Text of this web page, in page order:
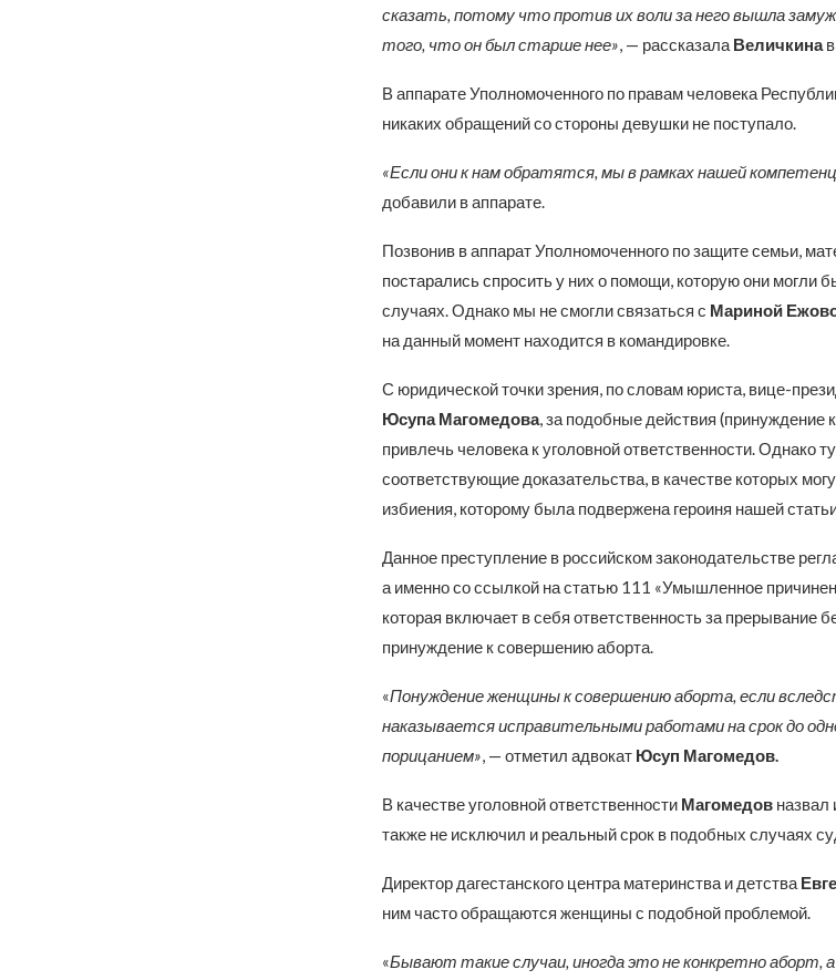
сказать, потому что против их воли за него вышла
того, что он был старше нее», — рассказала Величкинав
В аппарате Уполномоченного по правам человека
никаких обращений со стороны девушки не поступало.
«Если они к нам обратятся, мы в рамках нашей
добавили в аппарате.
Позвонив в аппарат Уполномоченного по защите семьи,
постарались спросить у них о помощи, которую они могли
случаях. Однако мы не смогли связаться с Мариной
на данный момент находится в командировке.
С юридической точки зрения, по словам юриста, вице-
Юсупа Магомедова, за подобные действия
привлечь человека к уголовной ответственности. Однако
соответствующие доказательства, в качестве которых
избиения, которому была подвержена героиня нашей
Данное преступление в российском законодательстве
а именно со ссылкой на статью 111 «Умышленное
которая включает в себя ответственность за прерывание
принуждение к совершению аборта.
«Понуждение женщины к совершению аборта, если
наказывается исправительными работами на срок до
порицанием», — отметил адвокат Юсуп Магомедов.
В качестве уголовной ответственности Магомедовназвал
также не исключил и реальный срок в подобных случаях
Директор дагестанского центра материнства и детства
ним часто обращаются женщины с подобной проблемой.
«Бывают такие случаи, иногда это не конкретно аборт,